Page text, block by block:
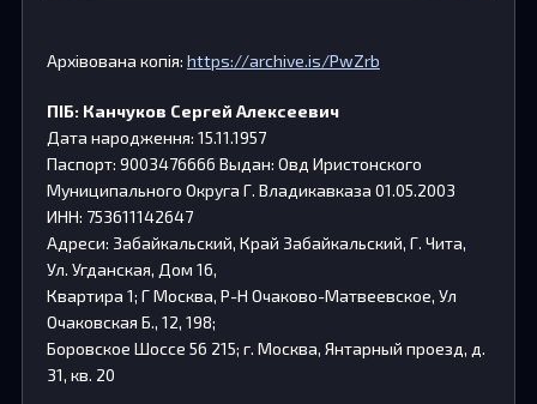
Архівована копія: https://archive.is/PwZrb
ПІБ: Канчуков Сергей Алексеевич
Дата народження: 15.11.1957
Паспорт: 9003476666 Выдан: Овд Иристонского
Муниципального Округа Г. Владикавказа 01.05.2003
ИНН: 753611142647
Адреси: Забайкальский, Край Забайкальский, Г. Чита,
Ул. Угданская, Дом 16,
Квартира 1; Г Москва, Р-Н Очаково-Матвеевское, Ул
Очаковская Б., 12, 198;
Боровское Шоссе 56 215; г. Москва, Янтарный проезд, д.
31, кв. 20